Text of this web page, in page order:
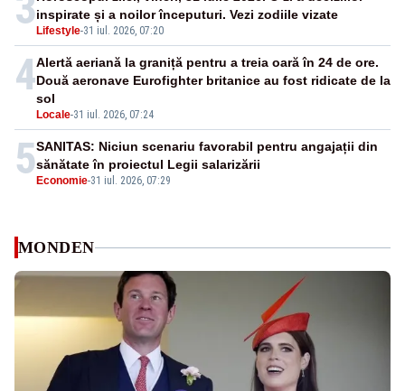
Lifestyle-31 iul. 2026, 07:20
inspirate și a noilor începuturi. Vezi zodiile vizate
4
Locale-31 iul. 2026, 07:24
Alertă aeriană la graniță pentru a treia oară în 24 de ore.
Două aeronave Eurofighter britanice au fost ridicate de la
sol
5 Economie-31 iul. 2026, 07:29
SANITAS: Niciun scenariu favorabil pentru angajații din
sănătate în proiectul Legii salarizării
MONDEN